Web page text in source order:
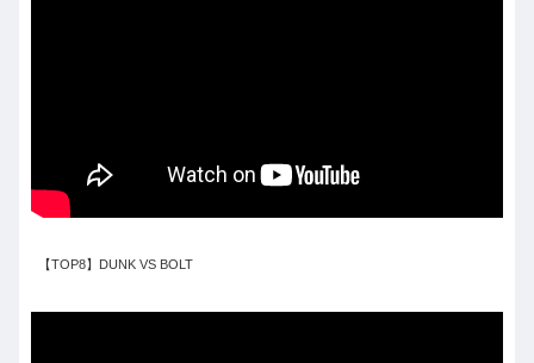
【TOP8】DUNK VS BOLT